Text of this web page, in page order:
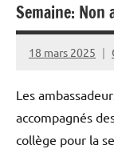
Semaine: Non
18 mars 2025
Les
accompagnés
collège pour la